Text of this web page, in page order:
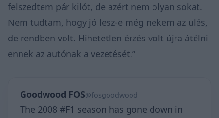
felszedtem pár kilót, de azért nem olyan sokat.
Nem tudtam, hogy jó lesz-e még nekem az ülés,
de rendben volt. Hihetetlen érzés volt újra átélni
ennek az autónak a vezetését.”
Goodwood FOS@fosgoodwood
The 2008 #F1 season has gone down in